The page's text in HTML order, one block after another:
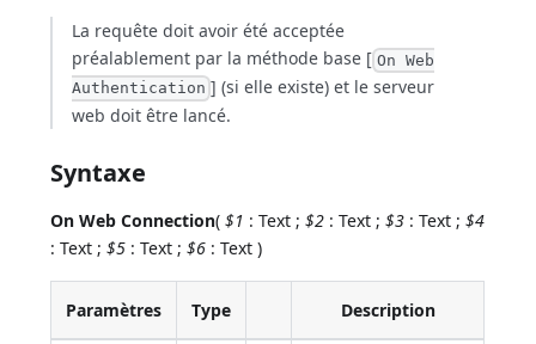
La requête doit avoir été acceptée
préalablement par la méthode base [ On Web
Authentication ] (si elle existe) et le serveur
web doit être lancé.
Syntaxe
On Web Connection($1 : Text ;$2 : Text ;$3 : Text ;$4
: Text ;$5 : Text ;$6 : Text )
Paramètres Type Description